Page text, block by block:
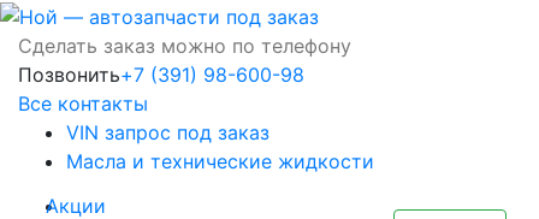
Сделать заказ можно по телефону
Позвонить+7 (391) 98-600-98
Все контакты
VIN запрос под заказ
Масла и технические жидкости
Акции